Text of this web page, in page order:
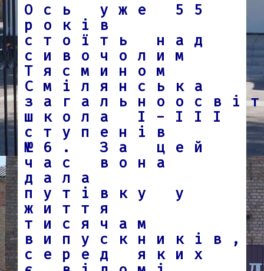
Ось уже 55
років
стоїть над
сивочолим
Тясмином
Смілянська
школа І-ІІІ
ступенів
№6. За цей
час вона
дала
путівку у
життя
тисячам
випускників,
серед яких